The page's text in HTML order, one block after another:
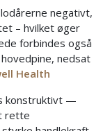
negativt,
– hvilket øger
forbindes også
nedsat
Health
konstruktivt —
rette